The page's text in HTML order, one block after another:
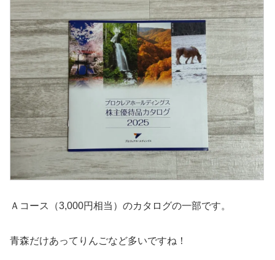
Ａコース（3,000円相当）のカタログの一部です。
青森だけあってりんごなど多いですね！